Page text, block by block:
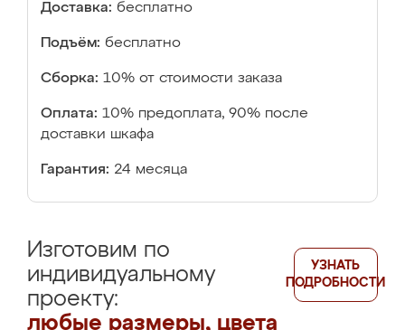
Доставка: бесплатно
Подъём: бесплатно
Сборка: 10% от стоимости заказа
Оплата: 10% предоплата, 90% после
доставки шкафа
Гарантия: 24 месяца
Изготовим по
индивидуальному
проекту:
любые размеры, цвета
УЗНАТЬ
ПОДРОБНОСТИ